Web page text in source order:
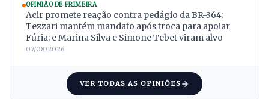
OPINIÃO DE PRIMEIRA
Acir promete reação contra pedágio da BR-364;
Tezzari mantém mandato após troca para apoiar
Fúria; e Marina Silva e Simone Tebet viram alvo
07/08/2026
VER TODAS AS OPINIÕES